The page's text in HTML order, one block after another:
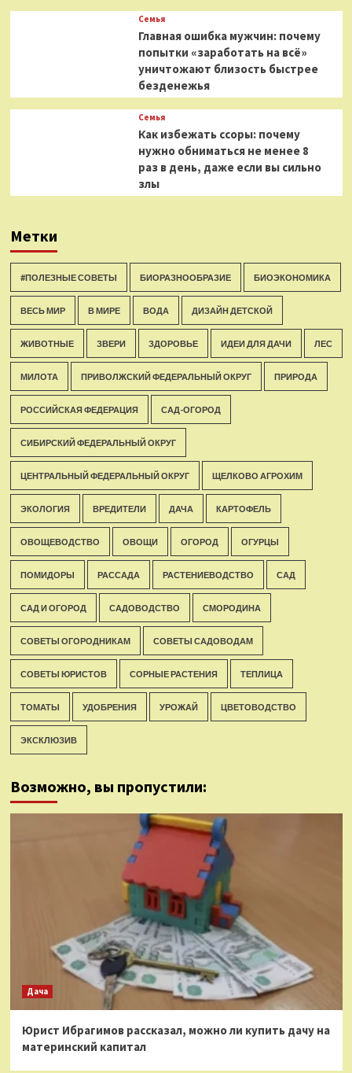
Семья
Главная ошибка мужчин: почему
попытки «заработать на всё»
уничтожают близость быстрее
безденежья
Семья
Как избежать ссоры: почему
нужно обниматься не менее 8
раз в день, даже если вы сильно
злы
Метки
#ПОЛЕЗНЫЕ СОВЕТЫ БИОРАЗНООБРАЗИЕ БИОЭКОНОМИКА
ВЕСЬ МИР В МИРЕ ВОДА ДИЗАЙН ДЕТСКОЙ
ЖИВОТНЫЕ ЗВЕРИ ЗДОРОВЬЕ ИДЕИ ДЛЯ ДАЧИ ЛЕС
МИЛОТА ПРИВОЛЖСКИЙ ФЕДЕРАЛЬНЫЙ ОКРУГ ПРИРОДА
РОССИЙСКАЯ ФЕДЕРАЦИЯ САД-ОГОРОД
СИБИРСКИЙ ФЕДЕРАЛЬНЫЙ ОКРУГ
ЦЕНТРАЛЬНЫЙ ФЕДЕРАЛЬНЫЙ ОКРУГ ЩЕЛКОВО АГРОХИМ
ЭКОЛОГИЯ ВРЕДИТЕЛИ ДАЧА КАРТОФЕЛЬ
ОВОЩЕВОДСТВО ОВОЩИ ОГОРОД ОГУРЦЫ
ПОМИДОРЫ РАССАДА РАСТЕНИЕВОДСТВО САД
САД И ОГОРОД САДОВОДСТВО СМОРОДИНА
СОВЕТЫ ОГОРОДНИКАМ СОВЕТЫ САДОВОДАМ
СОВЕТЫ ЮРИСТОВ СОРНЫЕ РАСТЕНИЯ ТЕПЛИЦА
ТОМАТЫ УДОБРЕНИЯ УРОЖАЙ ЦВЕТОВОДСТВО
ЭКСКЛЮЗИВ
Возможно, вы пропустили:
Дача
Юрист Ибрагимов рассказал, можно ли купить дачу на
материнский капитал